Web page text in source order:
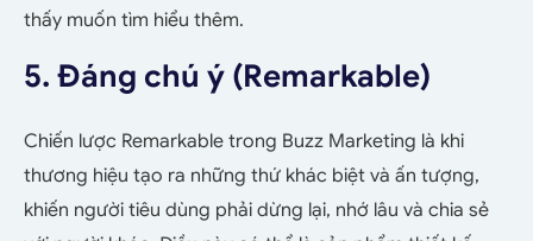
thấy muốn tìm hiểu thêm.
5. Đáng chú ý (Remarkable)
Chiến lược Remarkable trong Buzz Marketing là khi
thương hiệu tạo ra những thứ khác biệt và ấn tượng,
khiến người tiêu dùng phải dừng lại, nhớ lâu và chia sẻ